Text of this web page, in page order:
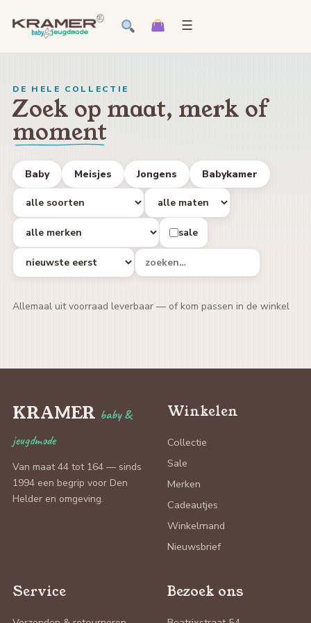
☰
DE HELE COLLECTIE
Zoek op maat, merk of
moment
Baby Meisjes Jongens Babykamer
sale
Allemaal uit voorraad leverbaar — of kom passen in de winkel
KRAMER baby &
jeugdmode
Van maat 44 tot 164 — sinds
1994 een begrip voor Den
Helder en omgeving.
Winkelen
Collectie
Sale
Merken
Cadeautjes
Winkelmand
Nieuwsbrief
Service Bezoek ons